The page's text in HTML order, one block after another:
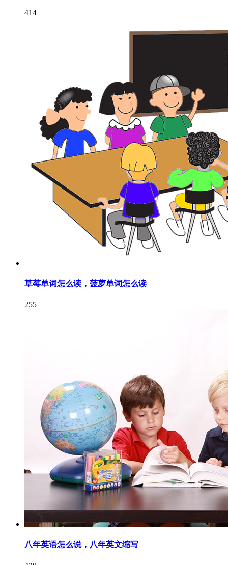
414
草莓单词怎么读，菠萝单词怎么读
255
八年英语怎么说，八年英文缩写